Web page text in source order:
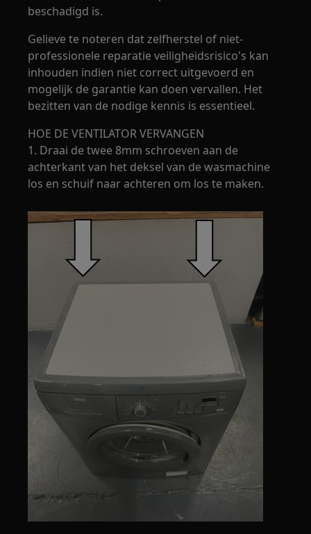
beschadigd is.
Gelieve te noteren dat zelfherstel of niet-
professionele reparatie veiligheidsrisico's kan
inhouden indien niet correct uitgevoerd en
mogelijk de garantie kan doen vervallen. Het
bezitten van de nodige kennis is essentieel.
HOE DE VENTILATOR VERVANGEN
1. Draai de twee 8mm schroeven aan de
achterkant van het deksel van de wasmachine
los en schuif naar achteren om los te maken.